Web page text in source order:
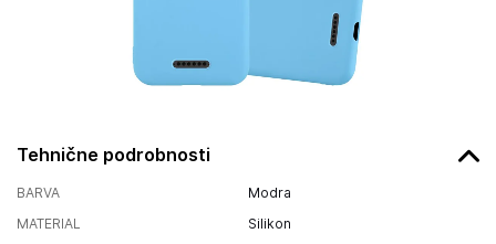
Tehnične podrobnosti
BARVA
Modra
MATERIAL
Silikon